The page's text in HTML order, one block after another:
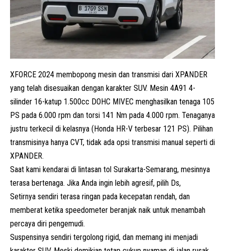
XFORCE 2024 membopong mesin dan transmisi dari XPANDER
yang telah disesuaikan dengan karakter SUV. Mesin 4A91 4-
silinder 16-katup 1.500cc DOHC MIVEC menghasilkan tenaga 105
PS pada 6.000 rpm dan torsi 141 Nm pada 4.000 rpm. Tenaganya
justru terkecil di kelasnya (Honda HR-V terbesar 121 PS). Pilihan
transmisinya hanya CVT, tidak ada opsi transmisi manual seperti di
XPANDER.
Saat kami kendarai di lintasan tol Surakarta-Semarang, mesinnya
terasa bertenaga. Jika Anda ingin lebih agresif, pilih Ds,
Setirnya sendiri terasa ringan pada kecepatan rendah, dan
memberat ketika speedometer beranjak naik untuk menambah
percaya diri pengemudi.
Suspensinya sendiri tergolong rigid, dan memang ini menjadi